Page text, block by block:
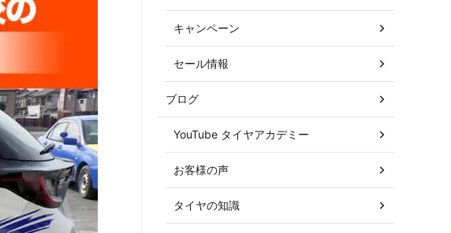
キャンペーン
セール情報
ブログ
YouTube タイヤアカデミー
お客様の声
タイヤの知識